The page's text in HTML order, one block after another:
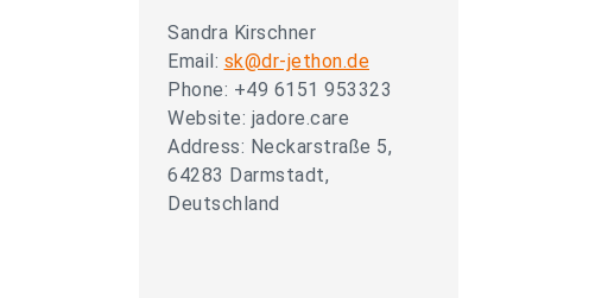
Sandra Kirschner
Email: sk@dr-jethon.de
Phone: +49 6151 953323
Website: jadore.care
Address: Neckarstraße 5,
64283 Darmstadt,
Deutschland